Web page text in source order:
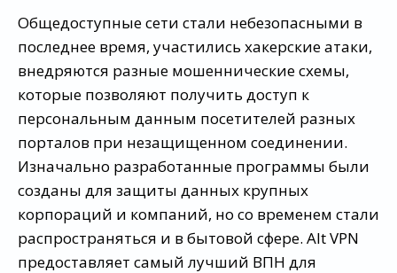
Общедоступные сети стали небезопасными в
последнее время, участились хакерские атаки,
внедряются разные мошеннические схемы,
которые позволяют получить доступ к
персональным данным посетителей разных
порталов при незащищенном соединении.
Изначально разработанные программы были
созданы для защиты данных крупных
корпораций и компаний, но со временем стали
распространяться и в бытовой сфере. Alt VPN
предоставляет самый лучший ВПН для